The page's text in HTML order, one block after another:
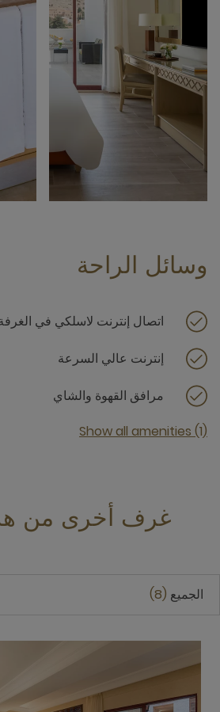
وسائل الراحة
اتصال إنترنت لاسلكي في
إنترنت عالي السرعة
مرافق القهوة والشاي
Show all amenities (1)
غرف أخرى من
الجميع 8